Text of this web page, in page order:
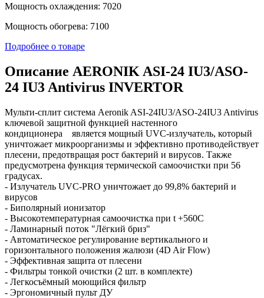
Мощность охлаждения: 7020
Мощность обогрева: 7100
Подробнее о товаре
Описание AERONIK ASI-24 IU3/ASO-
24 IU3 Antivirus INVERTOR
Мульти-сплит система Aeronik ASI-24IU3/ASO-24IU3 Antivirus
ключевой защитной функцией настенного
кондиционера является мощный UVC-излучатель, который
уничтожает микроорганизмы и эффективно противодействует
плесени, предотвращая рост бактерий и вирусов. Также
предусмотрена функция термической самоочистки при 56
градусах.
- Излучатель UVC-PRO уничтожает до 99,8% бактерий и
вирусов
- Биполярный ионизатор
- Высокотемпературная самоочистка при t +560С
- Ламинарный поток "Лёгкий бриз"
- Автоматическое регулирование вертикального и
горизонтального положения жалюзи (4D Air Flow)
- Эффективная защита от плесени
- Фильтры тонкой очистки (2 шт. в комплекте)
- Легкосъёмный моющийся фильтр
- Эргономичный пульт ДУ